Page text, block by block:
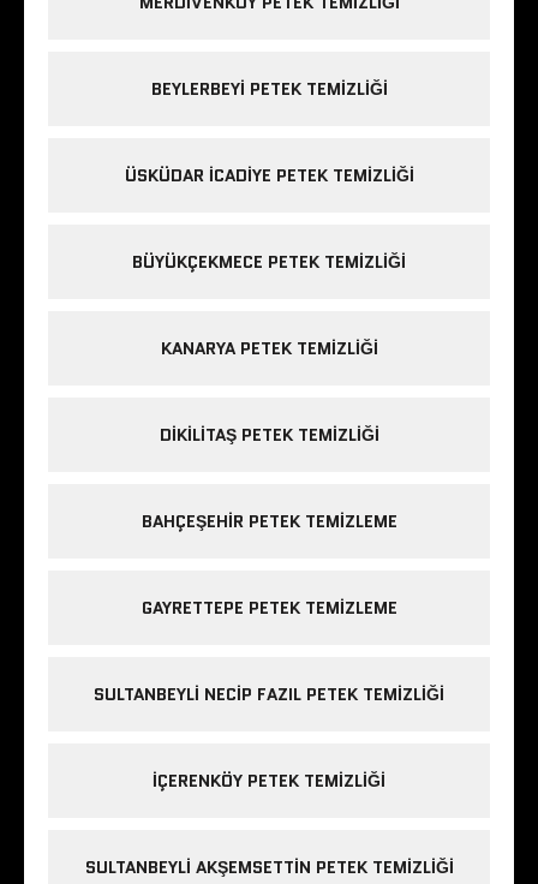
BEYLERBEYI PETEK TEMIZLIĞI
ÜSKÜDAR ICADIYE PETEK TEMIZLIĞI
BÜYÜKÇEKMECE PETEK TEMIZLIĞI
KANARYA PETEK TEMIZLIĞI
DIKILITAŞ PETEK TEMIZLIĞI
BAHÇEŞEHIR PETEK TEMIZLEME
GAYRETTEPE PETEK TEMIZLEME
SULTANBEYLI NECIP FAZIL PETEK TEMIZLIĞI
IÇERENKÖY PETEK TEMIZLIĞI
SULTANBEYLI AKŞEMSETTIN PETEK TEMIZLIĞI